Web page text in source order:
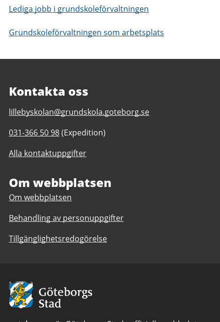
Lediga jobb i grundskoleförvaltningen
Grundskoleförvaltningen som arbetsplats
Kontakta oss
E-
till
Lillebyskolan
F-
lillebyskolan@grundskola.goteborg.se
Telefonnummer
Lillebyskolan
6
031-366 50 98(Expedition)
Alla kontaktuppgifter
Om webbplatsen
Om webbplatsen
Behandling av personuppgifter
Tillgänglighetsredogörelse
Avsändare:
Göteborgs
Stad